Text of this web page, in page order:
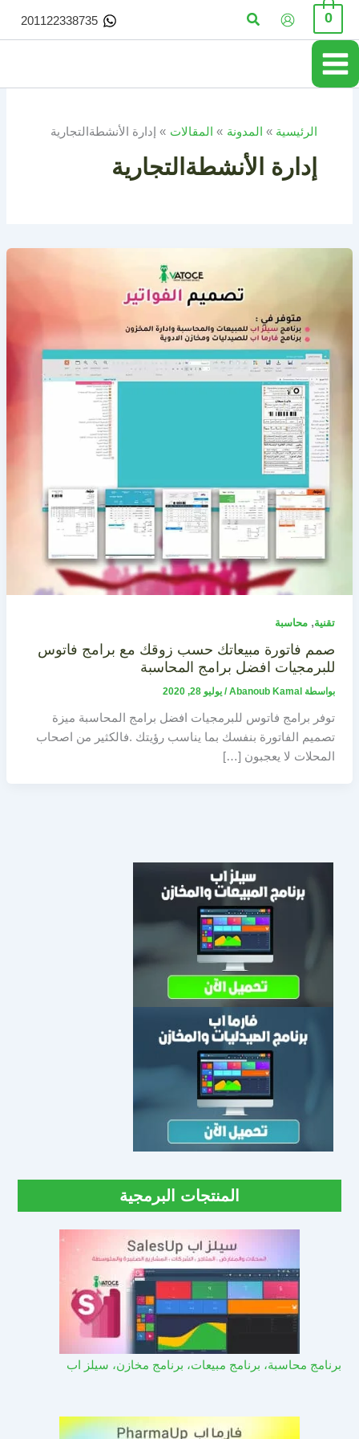
تخطي
المحتوى
0 البحث 201122338735
الرئيسية المدونة المقالات إدارة الأنشطةالتجارية
إدارة الأنشطةالتجارية
تقنية, محاسبة
صمم فاتورة مبيعاتك حسب زوقك مع برامج فاتوس
للبرمجيات افضل برامج المحاسبة
بواسطة Abanoub Kamal
/ يوليو 28, 2020
توفر برامج فاتوس للبرمجيات افضل برامج المحاسبة ميزة
تصميم الفاتورة بنفسك بما يناسب رؤيتك .فالكثير من اصحاب
المحلات لا يعجبون […]
المنتجات البرمجية
برنامج محاسبة، برنامج مبيعات، برنامج مخازن، سيلز اب